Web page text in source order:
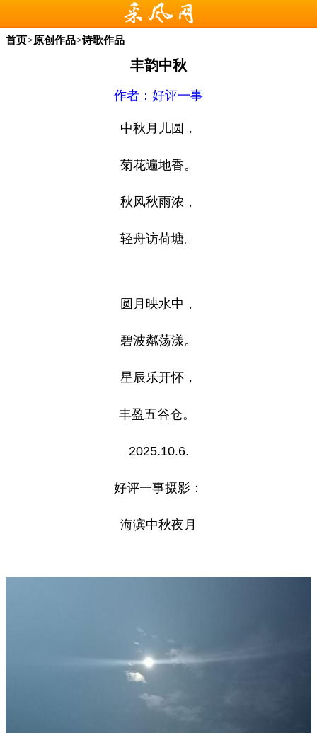
首页>原创作品>诗歌作品
丰韵中秋
作者： 好评一事
中秋月儿圆，
菊花遍地香。
秋风秋雨浓，
轻舟访荷塘。
圆月映水中，
碧波粼荡漾。
星辰乐开怀，
丰盈五谷仓。
2025.10.6.
好评一事摄影：
海滨中秋夜月